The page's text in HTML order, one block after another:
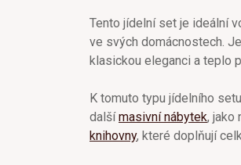
Tento jídelní set je ideální
ve svých domácnostech.
klasickou eleganci a teplo
K tomuto typu jídelního
dalšímasivní nábytek, jako
knihovny, které doplňují